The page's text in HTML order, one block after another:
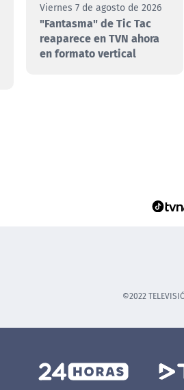
Viernes 7 de agosto de 2026
"Fantasma" de Tic Tac
reaparece en TVN ahora
en formato vertical
©2022